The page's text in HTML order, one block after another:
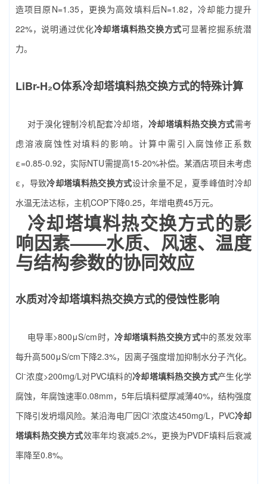
造项目原N=1.35，更换为高效填料后N=1.82，冷却能力提升
22%，说明通过优化冷却塔填料热交换方式可显著挖掘系统潜
力。
LiBr-H₂O体系冷却塔填料热交换方式的特殊计算
对于溴化锂制冷机配套冷却塔， 冷却塔填料热交换方式需考
虑溶液腐蚀性对填料的影响。计算中需引入腐蚀修正系数
ε=0.85-0.92，实际NTU需提高15-20%补偿。某酒店项目未考虑
ε，导致冷却塔填料热交换方式设计余量不足，夏季峰值时冷却
水温无法达标，主机COP下降0.25，年增电费45万元。
冷却塔填料热交换方式的影
响因素——水质、风速、温度
与结构参数的协同效应
水质对冷却塔填料热交换方式的侵蚀性影响
电导率>800μS/cm时，冷却塔填料热交换方式中的蒸发效率
每升高500μS/cm下降2.3%，因离子强度增加抑制水分子汽化。
Cl⁻浓度>200mg/L对PVC填料的冷却塔填料热交换方式产生化学
腐蚀，年腐蚀速率0.08mm，5年后填料壁厚减薄40%，结构强度
下降引发坍塌风险。某沿海电厂因Cl⁻浓度达450mg/L，PVC冷却
塔填料热交换方式效率年均衰减5.2%，更换为PVDF填料后衰减
率降至0.8%。